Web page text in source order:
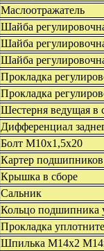
Маслоотражатель
Шайба
Шайба
Шайба
Прокладка
Прокладка
Шестерня ведущая в
Дифференциал
Болт М10х1,5х20
Картер подшипников
Крышка в сборе
Сальник
Кольцо подшипника
Прокладка
Шпилька М14х2